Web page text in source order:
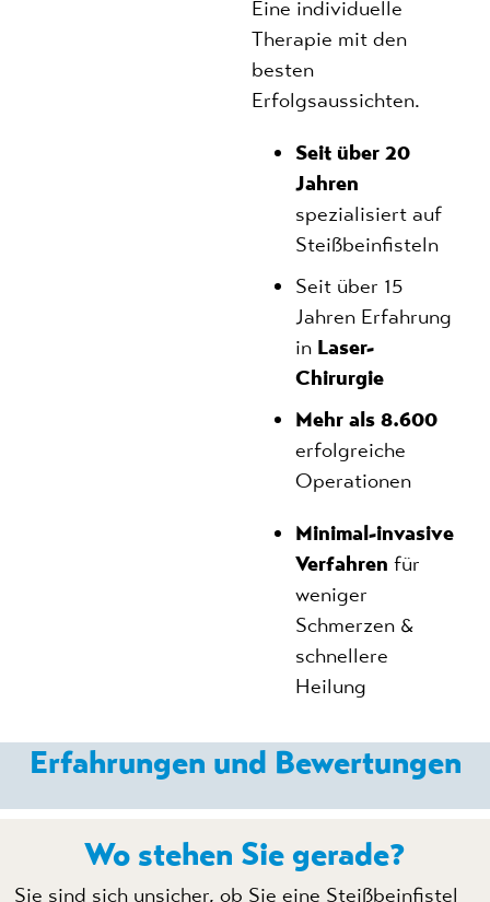
Eine individuelle
Therapie mit den
besten
Erfolgsaussichten.
Seit über 20
Jahren
spezialisiert auf
Steißbeinfisteln
Seit über 15
Jahren Erfahrung
in Laser-
Chirurgie
Mehr als 8.600
erfolgreiche
Operationen
Minimal-invasive
Verfahren für
weniger
Schmerzen &
schnellere
Heilung
Erfahrungen und Bewertungen
Wo stehen Sie gerade?
Sie sind sich unsicher, ob Sie eine Steißbeinfistel